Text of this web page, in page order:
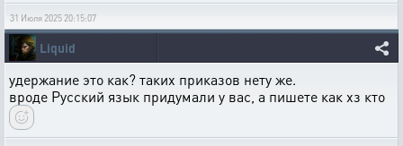
31 Июля 2025 20:15:07
Liquid
удержание это как? таких приказов нету же.
вроде Русский язык придумали у вас, а пишете как хз кто